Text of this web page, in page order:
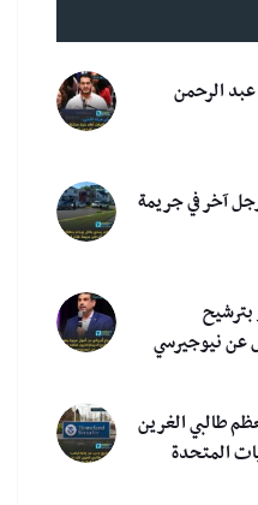
الرحمن
آخر في جريمة
عن نيوجيرسي
طالبي الغرين
المتحدة